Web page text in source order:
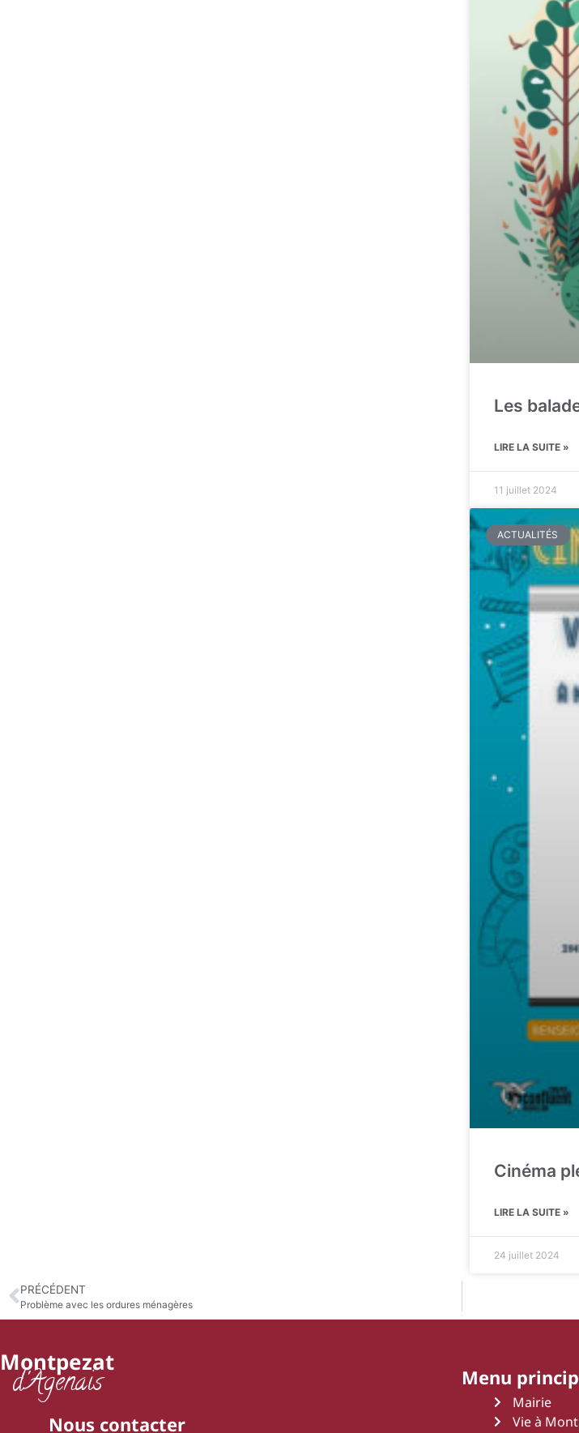
Les
LIRE LA SUITE »
11 juillet 2024
ACTUALITÉS
Cinéma
LIRE LA SUITE »
24 juillet 2024
PRÉCÉDENT
Problème avec les ordures ménagères
Montpezat
d'Agenais
Nous contacter
Menu
Mairie
Vie à